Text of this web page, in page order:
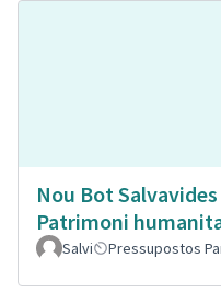
Nou Bot
Patrimoni
Salvi Pressupostos